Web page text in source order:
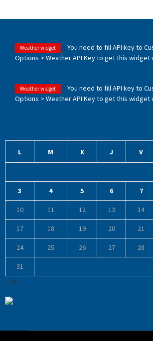
Weather widget
You need to fill API key to
Options > Weather API Key to get this widget
Weather widget
You need to fill API key to
Options > Weather API Key to get this widget
L M X J V
3 4 5 6 7
10 11 12 13 14
17 18 19 20 21
24 25 26 27 28
31
« Jul